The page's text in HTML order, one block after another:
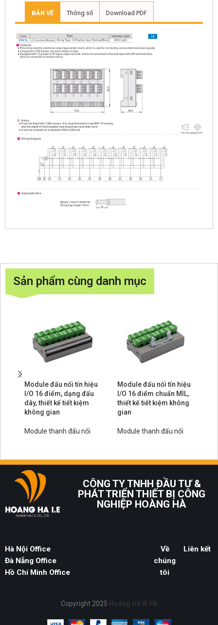
BẢN VẼ Thông số Download PDF
Sản phẩm cùng danh mục
Module đấu nối tín hiệu
I/O 16 điểm, dạng đấu
dây, thiết kế tiết kiệm
không gian
Module thanh đấu nối
Module đấu nối tín hiệu
I/O 16 điểm chuẩn MIL,
thiết kế tiết kiệm không
gian
Module thanh đấu nối
HOANG HA I.E CO., LTD
CÔNG TY TNHH ĐẦU TƯ &
PHÁT TRIỂN THIẾT BỊ CÔNG
NGHIỆP HOÀNG HÀ
Hà Nội Office
Đà Nẵng Office
Hồ Chí Minh Office
Về
chúng
tôi
Liên kết
Copyright 2025 Hoàng Hà IE FA